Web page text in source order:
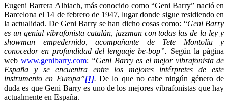
Eugeni Barrera Albiach, más conocido como “Geni Barry” nació en
Barcelona el 14 de febrero de 1947, lugar donde sigue residiendo en
la actualidad. De Geni Barry se han dicho cosas como: “Geni Barry
es un genial vibrafonista catalán, jazzman con todas las de la ley y
showman empedernido, acompañante de Tete Montoliu y
conocedor en profundidad del lenguaje be-bop”. Según la página
web www.genibarry.com: “Geni Barry es el mejor vibrafonista de
España y se encuentra entre los mejores intérpretes de este
instrumento en Europa”[1]. De lo que no cabe ningún género de
duda es que Geni Barry es uno de los mejores vibrafonistas que hay
actualmente en España.